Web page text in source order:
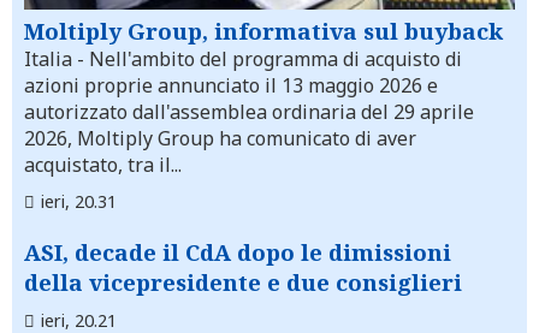
Moltiply Group, informativa sul buyback
Italia - Nell'ambito del programma di acquisto di
azioni proprie annunciato il 13 maggio 2026 e
autorizzato dall'assemblea ordinaria del 29 aprile
2026, Moltiply Group ha comunicato di aver
acquistato, tra il...
ieri, 20.31
ASI, decade il CdA dopo le dimissioni
della vicepresidente e due consiglieri
ieri, 20.21